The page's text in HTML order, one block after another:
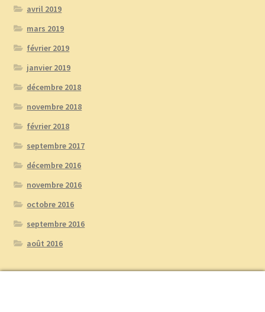
avril 2019
mars 2019
février 2019
janvier 2019
décembre 2018
novembre 2018
février 2018
septembre 2017
décembre 2016
novembre 2016
octobre 2016
septembre 2016
août 2016